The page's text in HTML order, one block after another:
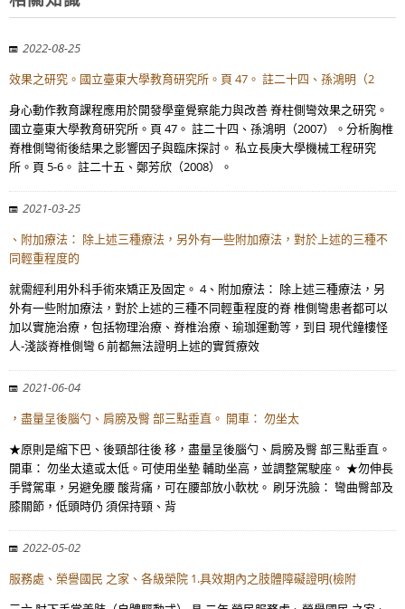
2022-08-25
效果之研究。國立臺東大學教育研究所。頁 47。 註二十四、孫鴻明（2
身心動作教育課程應用於開發學童覺察能力與改善 脊柱側彎效果之研究。
國立臺東大學教育研究所。頁 47。 註二十四、孫鴻明（2007）。分析胸椎
脊椎側彎術後結果之影響因子與臨床探討。 私立長庚大學機械工程研究
所。頁 5-6。 註二十五、鄭芳欣（2008）。
2021-03-25
、附加療法： 除上述三種療法，另外有一些附加療法，對於上述的三種不
同輕重程度的
就需經利用外科手術來矯正及固定。 4、附加療法： 除上述三種療法，另
外有一些附加療法，對於上述的三種不同輕重程度的脊 椎側彎患者都可以
加以實施治療，包括物理治療、脊椎治療、瑜珈運動等，到目 現代鐘樓怪
人-淺談脊椎側彎 6 前都無法證明上述的實質療效
2021-06-04
，盡量呈後腦勺、肩膀及臀 部三點垂直。 開車： 勿坐太
★原則是縮下巴、後頸部往後 移，盡量呈後腦勺、肩膀及臀 部三點垂直。
開車： 勿坐太遠或太低。可使用坐墊 輔助坐高，並調整駕駛座。 ★勿伸長
手臂駕車，另避免腰 酸背痛，可在腰部放小軟枕。 刷牙洗臉： 彎曲臀部及
膝關節，低頭時仍 須保持頸、背
2022-05-02
服務處、榮譽國民 之家、各級榮院 1.具效期內之肢體障礙證明(檢附